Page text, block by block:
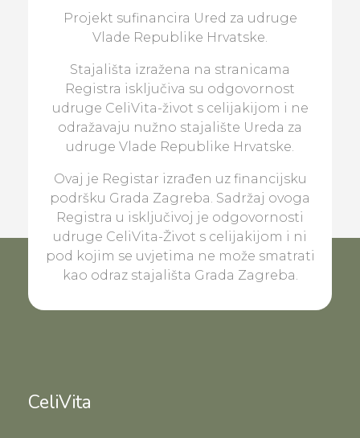
Projekt sufinancira Ured za udruge
Vlade Republike Hrvatske.
Stajališta izražena na stranicama
Registra isključiva su odgovornost
udruge CeliVita-život s celijakijom i ne
odražavaju nužno stajalište Ureda za
udruge Vlade Republike Hrvatske.
Ovaj je Registar izrađen uz financijsku
podršku Grada Zagreba. Sadržaj ovoga
Registra u isključivoj je odgovornosti
udruge CeliVita-Život s celijakijom i ni
pod kojim se uvjetima ne može smatrati
kao odraz stajališta Grada Zagreba.
CeliVita